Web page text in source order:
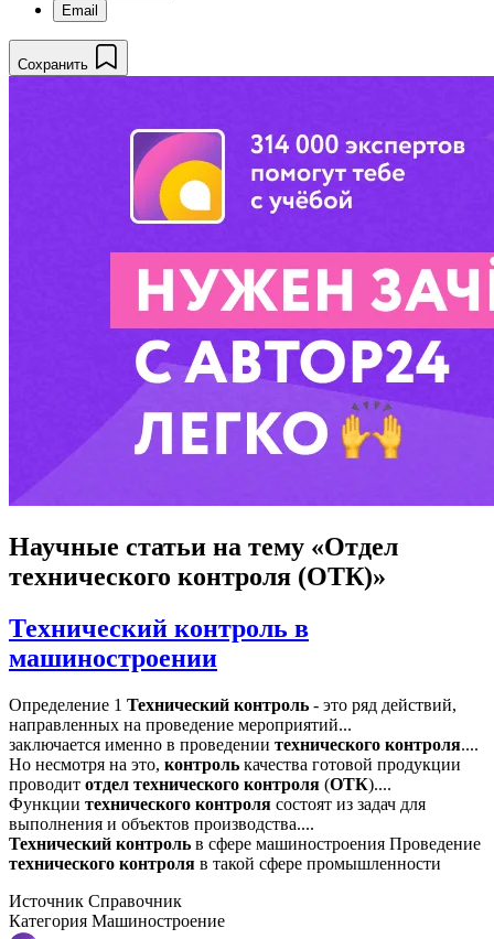
Email
Сохранить
Научные статьи на тему «Отдел
технического контроля (ОТК)»
Технический контроль в
машиностроении
Определение 1 Технический контроль - это ряд действий,
направленных на проведение мероприятий...
заключается именно в проведении технического контроля....
Но несмотря на это, контроль качества готовой продукции
проводит отдел технического контроля (ОТК)....
Функции технического контроля состоят из задач для
выполнения и объектов производства....
Технический контроль в сфере машиностроения Проведение
технического контроля в такой сфере промышленности
Источник Справочник
Категория Машиностроение